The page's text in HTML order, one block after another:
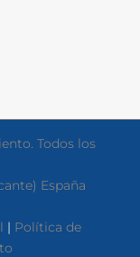
Todos los
España
| Política de